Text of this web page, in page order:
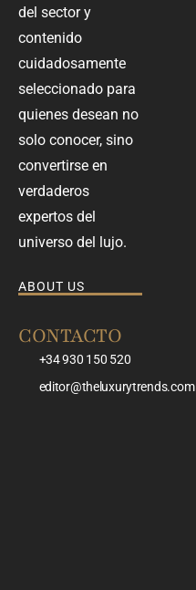
del sector y
contenido
cuidadosamente
seleccionado para
quienes desean no
solo conocer, sino
convertirse en
verdaderos
expertos del
universo del lujo.
ABOUT US
CONTACTO
+34 930 150 520
editor@theluxurytrends.com